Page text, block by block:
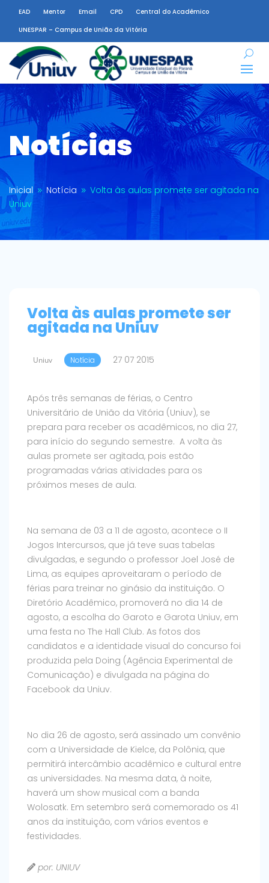
EAD Mentor Email CPD
Central do Acadêmico
UNESPAR – Campus de União da Vitória
Notícias
Inicial 9 Notícia 9 Volta às aulas promete ser agitada na
Uniuv
Volta às aulas promete ser
agitada na Uniuv
Uniuv Notícia 27 07 2015
Após três semanas de férias, o Centro
Universitário de União da Vitória (Uniuv), se
prepara para receber os acadêmicos, no dia 27,
para início do segundo semestre. A volta às
aulas promete ser agitada, pois estão
programadas várias atividades para os
próximos meses de aula.
Na semana de 03 a 11 de agosto, acontece o II
Jogos Intercursos, que já teve suas tabelas
divulgadas, e segundo o professor Joel José de
Lima, as equipes aproveitaram o período de
férias para treinar no ginásio da instituição. O
Diretório Acadêmico, promoverá no dia 14 de
agosto, a escolha do Garoto e Garota Uniuv, em
uma festa no The Hall Club. As fotos dos
candidatos e a identidade visual do concurso foi
produzida pela Doing (Agência Experimental de
Comunicação) e divulgada na página do
Facebook da Uniuv.
No dia 26 de agosto, será assinado um convênio
com a Universidade de Kielce, da Polônia, que
permitirá intercâmbio acadêmico e cultural entre
as universidades. Na mesma data, à noite,
haverá um show musical com a banda
Wolosatk. Em setembro será comemorado os 41
anos da instituição, com vários eventos e
festividades.
por: UNIUV